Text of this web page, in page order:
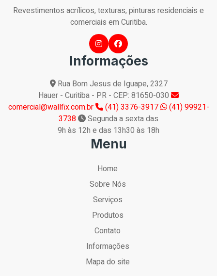
Revestimentos acrílicos, texturas, pinturas residenciais e
comerciais em Curitiba.
Informações
Rua Bom Jesus de Iguape, 2327
Hauer - Curitiba - PR - CEP: 81650-030
comercial@wallfix.com.br
(41) 3376-3917
(41) 99921-
3738
Segunda a sexta das
9h às 12h e das 13h30 às 18h
Menu
Home
Sobre Nós
Serviços
Produtos
Contato
Informações
Mapa do site